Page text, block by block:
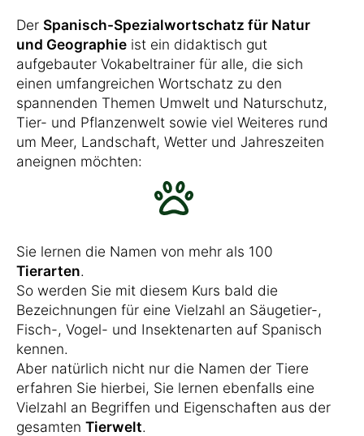
Der Spanisch-Spezialwortschatz für Natur
und Geographie ist ein didaktisch gut
aufgebauter Vokabeltrainer für alle, die sich
einen umfangreichen Wortschatz zu den
spannenden Themen Umwelt und Naturschutz,
Tier- und Pflanzenwelt sowie viel Weiteres rund
um Meer, Landschaft, Wetter und Jahreszeiten
aneignen möchten:
Sie lernen die Namen von mehr als 100
Tierarten.
So werden Sie mit diesem Kurs bald die
Bezeichnungen für eine Vielzahl an Säugetier-,
Fisch-, Vogel- und Insektenarten auf Spanisch
kennen.
Aber natürlich nicht nur die Namen der Tiere
erfahren Sie hierbei, Sie lernen ebenfalls eine
Vielzahl an Begriffen und Eigenschaften aus der
gesamten Tierwelt.